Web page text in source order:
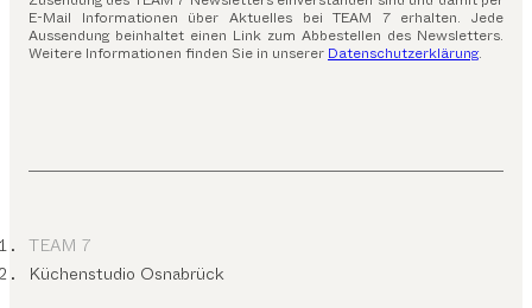
E-Mail Informationen über Aktuelles bei TEAM 7 erhalten. Jede
Aussendung beinhaltet einen Link zum Abbestellen des Newsletters.
Weitere Informationen finden Sie in unserer Datenschutzerklärung.
TEAM 7
Küchenstudio Osnabrück